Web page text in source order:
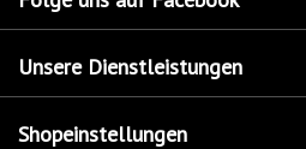
Unsere Dienstleistungen
Shopeinstellungen